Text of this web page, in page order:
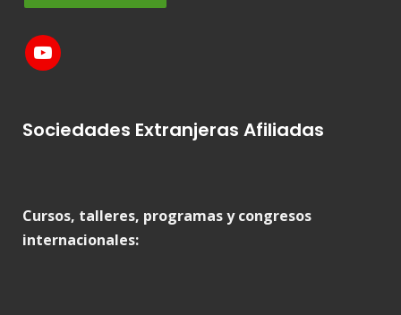
Sociedades Extranjeras Afiliadas
Cursos, talleres, programas y congresos
internacionales: